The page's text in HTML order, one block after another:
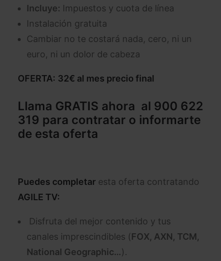
Incluye: Impuestos y cuota de línea
Instalación gratuita
Cambiar no te costará nada, cero, ni un
euro, ni un dolor de cabeza
OFERTA: 32€ al mes precio final
Llama GRATIS ahora al 900 622
319 para contratar o informarte
de esta oferta
Puedes completar esta oferta contratando
AGILE TV:
Disfruta del mejor contenido y tus
canales imprescindibles (FOX, AXN, TCM,
National Geographic…).